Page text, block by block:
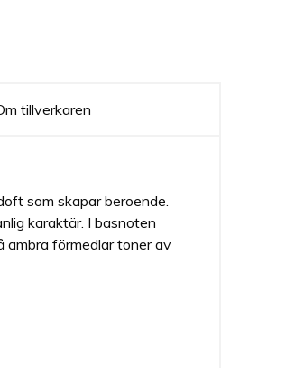
tillverkaren
som skapar beroende.
karaktär. I basnoten
ambra förmedlar toner av